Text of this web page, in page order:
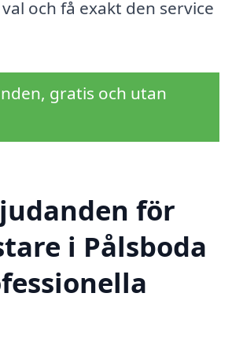
och få exakt den service
gratis och utan
för
i Pålsboda